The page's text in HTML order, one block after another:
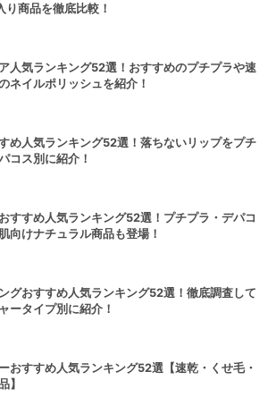
り商品を徹底比較！
人気ランキング52選！おすすめのプチプラや速
ネイルポリッシュを紹介！
め人気ランキング52選！落ちないリップをプチ
コス別に紹介！
すすめ人気ランキング52選！プチプラ・デパコ
向けナチュラル商品も登場！
グおすすめ人気ランキング52選！徹底調査して
ータイプ別に紹介！
おすすめ人気ランキング52選【速乾・くせ毛・
】